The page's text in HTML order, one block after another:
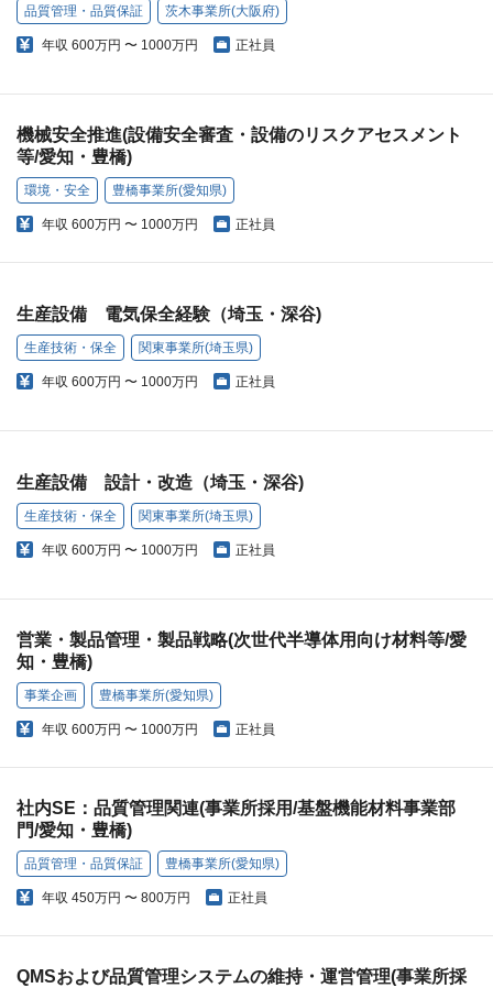
品質管理・品質保証 茨木事業所(大阪府)
年収 600万円 〜 1000万円 正社員
機械安全推進(設備安全審査・設備のリスクアセスメント
等/愛知・豊橋)
環境・安全 豊橋事業所(愛知県)
年収 600万円 〜 1000万円 正社員
生産設備 電気保全経験（埼玉・深谷)
生産技術・保全 関東事業所(埼玉県)
年収 600万円 〜 1000万円 正社員
生産設備 設計・改造（埼玉・深谷)
生産技術・保全 関東事業所(埼玉県)
年収 600万円 〜 1000万円 正社員
営業・製品管理・製品戦略(次世代半導体用向け材料等/愛
知・豊橋)
事業企画 豊橋事業所(愛知県)
年収 600万円 〜 1000万円 正社員
社内SE：品質管理関連(事業所採用/基盤機能材料事業部
門/愛知・豊橋)
品質管理・品質保証 豊橋事業所(愛知県)
年収 450万円 〜 800万円 正社員
QMSおよび品質管理システムの維持・運営管理(事業所採